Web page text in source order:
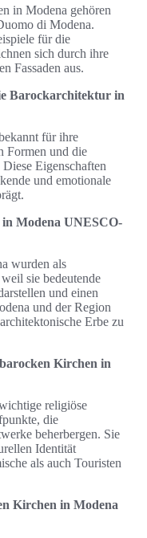
in Modena gehören
di Modena.
für die
sich durch ihre
Fassaden aus.
Barockarchitektur in
für ihre
Formen und die
Eigenschaften
und emotionale
Modena UNESCO-
wurden als
sie bedeutende
und einen
und der Region
Erbe zu
Kirchen in
religiöse
die
beherbergen. Sie
Identität
als auch Touristen
Kirchen in Modena